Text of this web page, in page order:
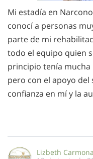
Mi estadía en
conocí a personas
parte de mi
todo el equipo quien
principio tenía mucha
pero con el apoyo
confianza en mí y la
Lizbeth Carmona